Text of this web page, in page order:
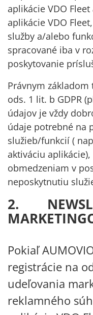
aplikácie VDO
aplikácie VDO
služby a/alebo
spracované iba v
poskytovanie
Právnym
ods. 1 lit. b GDPR
údajov je vždy
údaje potrebné na
služieb/funkcií (
aktiváciu
obmedzeniam v
neposkytnutiu
2.
Pokiaľ
registrácie na
udeľovania
reklamného